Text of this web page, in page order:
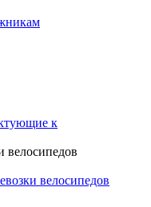
к
велосипедов
велосипедов